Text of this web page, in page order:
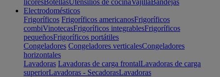
licoresBotellasUtensilios de cocinaVajillaBandejas
Electrodomésticos
Frigoríficos Frigoríficos americanosFrigoríficos
combiVinotecasFrigoríficos integrablesFrigoríficos
pequeñosFrigoríficos portátiles
Congeladores Congeladores verticalesCongeladores
horizontales
Lavadoras Lavadoras de carga frontalLavadoras de carga
superiorLavadoras - SecadorasLavadoras